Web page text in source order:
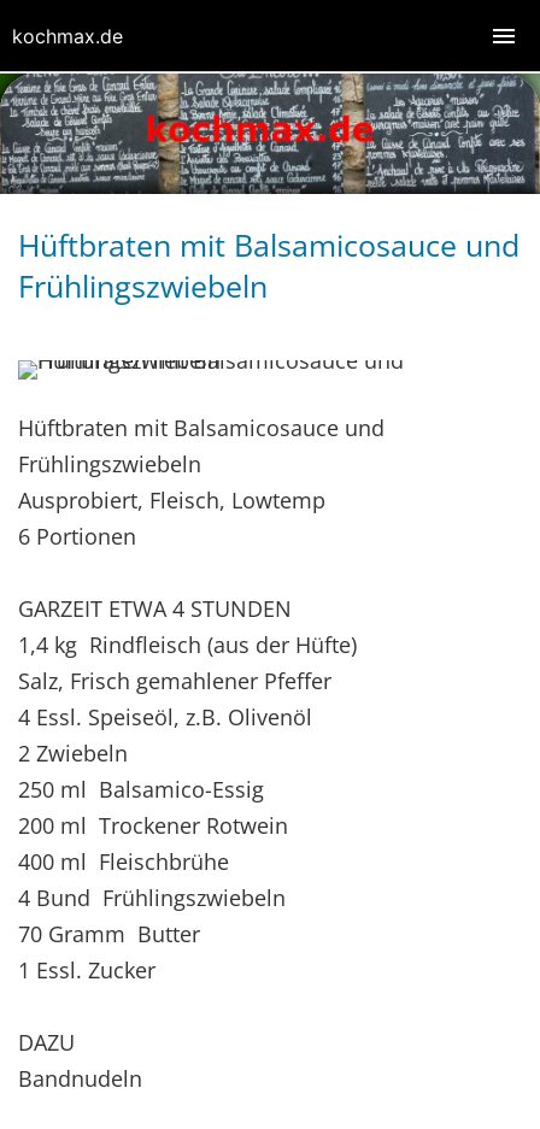
Hüftbraten mit Balsamicosauce und
Frühlingszwiebeln
Hüftbraten mit Balsamicosauce und
Frühlingszwiebeln
Ausprobiert, Fleisch, Lowtemp
6 Portionen
GARZEIT ETWA 4 STUNDEN
1,4 kg Rindfleisch (aus der Hüfte)
Salz, Frisch gemahlener Pfeffer
4 Essl. Speiseöl, z.B. Olivenöl
2 Zwiebeln
250 ml Balsamico-Essig
200 ml Trockener Rotwein
400 ml Fleischbrühe
4 Bund Frühlingszwiebeln
70 Gramm Butter
1 Essl. Zucker
DAZU
Bandnudeln
kochmax.de